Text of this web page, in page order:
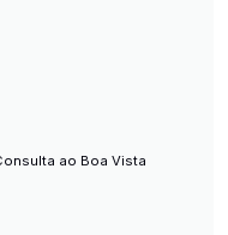
ao Boa Vista